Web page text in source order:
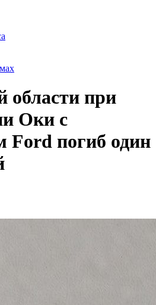
области при
Оки с
Ford погиб один